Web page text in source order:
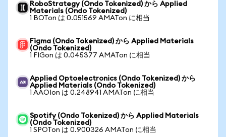
RoboStrategy (Ondo Tokenized) から Applied
Materials (Ondo Tokenized)
1 BOTon は 0.051569 AMATon に相当
Figma (Ondo Tokenized) から Applied Materials
(Ondo Tokenized)
1 FIGon は 0.045377 AMATon に相当
Applied Optoelectronics (Ondo Tokenized) から
Applied Materials (Ondo Tokenized)
1 AAOIon は 0.248941 AMATon に相当
Spotify (Ondo Tokenized) から Applied Materials
(Ondo Tokenized)
1 SPOTon は 0.900326 AMATon に相当